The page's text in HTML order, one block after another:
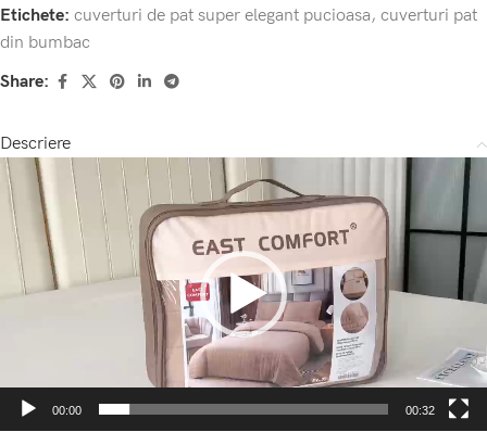
Etichete: cuverturi de pat super elegant pucioasa, cuverturi pat
din bumbac
Share:
Descriere
Player
video
00:00 00:32